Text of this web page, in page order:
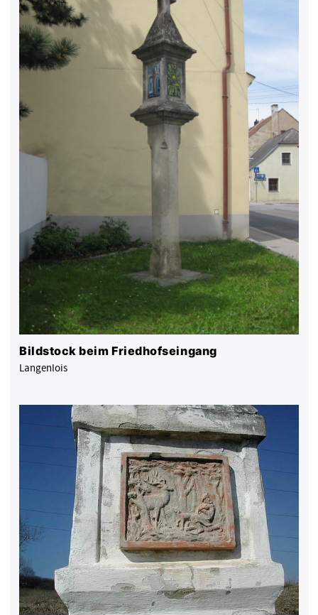
Bildstock beim Friedhofseingang
Langenlois